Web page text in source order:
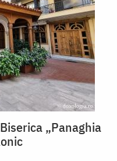
„Panaghia